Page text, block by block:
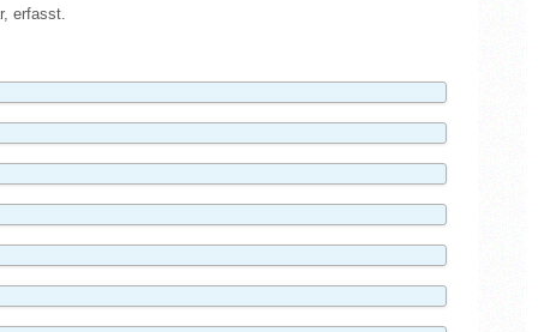
erfasst.